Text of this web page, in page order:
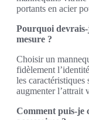
portants en acier
Pourquoi
mesure ?
Choisir un
fidèlement
les caractéristiques
augmenter l’attrait
Comment puis-je